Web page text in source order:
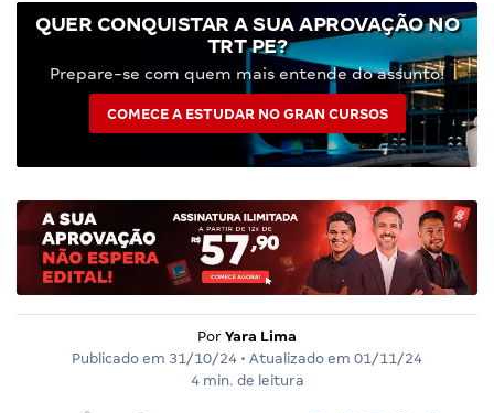
QUER CONQUISTAR A SUA APROVAÇÃO NO
TRT PE?
Prepare-se com quem mais entende do assunto!
COMECE A ESTUDAR NO GRAN CURSOS
Por Yara Lima
Publicado em 31/10/24 • Atualizado em 01/11/24
4 min. de leitura